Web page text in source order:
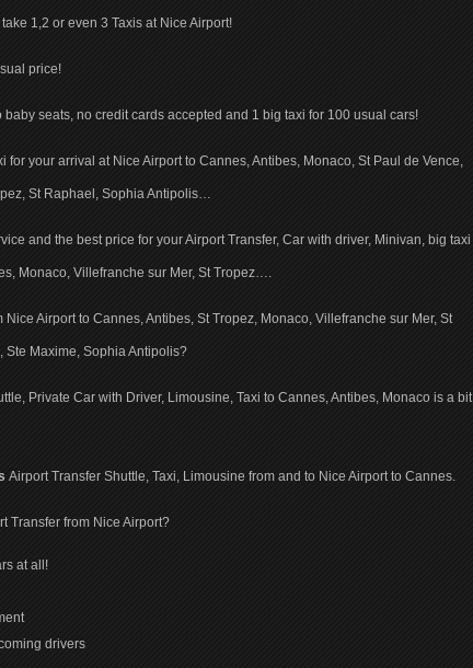
1,2 or even 3 Taxis at Nice Airport!
price!
baby seats, no credit cards accepted and 1 big taxi for 100 usual cars!
for your arrival at Nice Airport to Cannes, Antibes, Monaco, St Paul de Vence,
St Raphael, Sophia Antipolis…
and the best price for your Airport Transfer, Car with driver, Minivan, big taxi
Monaco, Villefranche sur Mer, St Tropez….
Nice Airport to Cannes, Antibes, St Tropez, Monaco, Villefranche sur Mer, St
Ste Maxime, Sophia Antipolis?
Private Car with Driver, Limousine, Taxi to Cannes, Antibes, Monaco is a bit
Airport Transfer Shuttle, Taxi, Limousine from and to Nice Airport to Cannes.
Transfer from Nice Airport?
at all!
drivers